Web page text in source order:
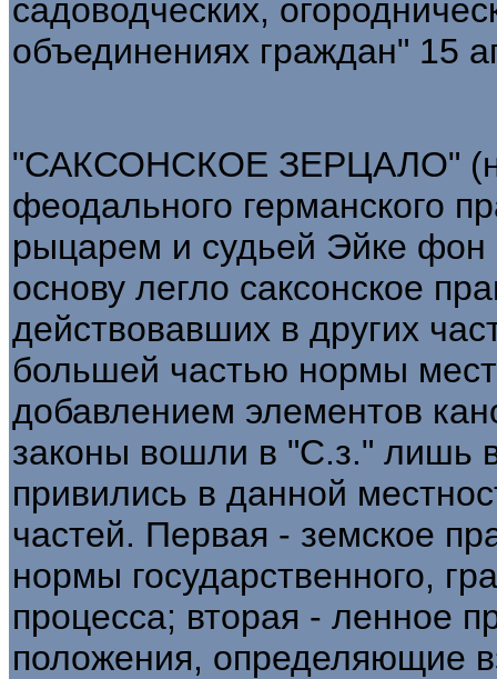
садоводческих,
объединениях граждан" 15
"САКСОНСКОЕ ЗЕРЦАЛО"
феодального германского
рыцарем и судьей Эйке фон
основу легло саксонское
действовавших в других
большей частью нормы
добавлением элементов
законы вошли в "С.з." лишь
привились в данной
частей. Первая - земское
нормы государственного,
процесса; вторая - ленное
положения, определяющие